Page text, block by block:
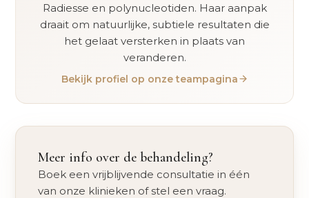
Radiesse en polynucleotiden. Haar aanpak
draait om natuurlijke, subtiele resultaten die
het gelaat versterken in plaats van
veranderen.
Bekijk profiel op onze teampagina
Meer info over de behandeling?
Boek een vrijblijvende consultatie in één
van onze klinieken of stel een vraag.